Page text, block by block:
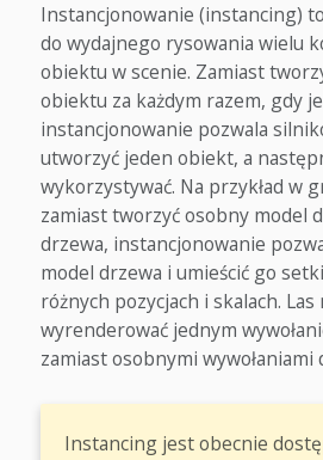
Instancjonowanie (instancing)
do wydajnego rysowania wielu
obiektu w scenie. Zamiast
obiektu za każdym razem, gdy
instancjonowanie pozwala
utworzyć jeden obiekt, a
wykorzystywać. Na przykład w
zamiast tworzyć osobny model
drzewa, instancjonowanie
model drzewa i umieścić go
różnych pozycjach i skalach.
wyrenderować jednym
zamiast osobnymi wywołaniami
Instancing jest obecnie